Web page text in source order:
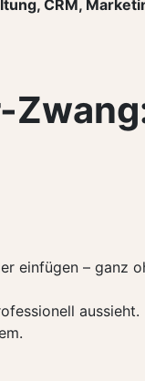
CRM,
einfügen – ganz
aussieht.